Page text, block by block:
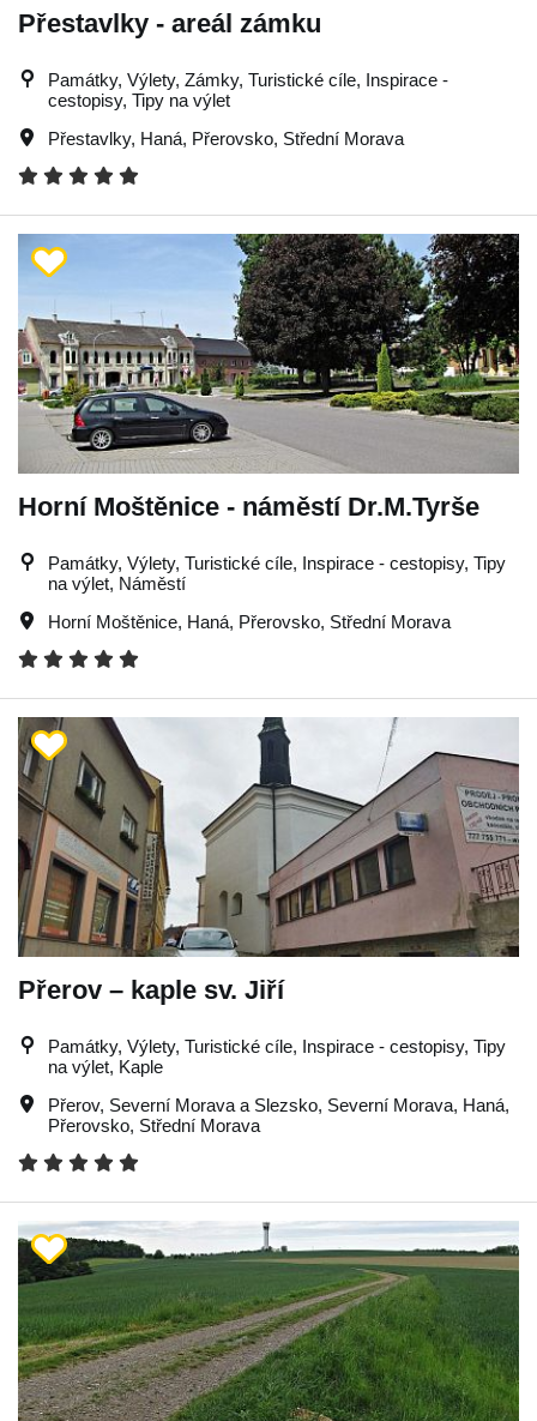
Přestavlky - areál zámku
Památky, Výlety, Zámky, Turistické cíle, Inspirace -
cestopisy, Tipy na výlet
Přestavlky, Haná, Přerovsko, Střední Morava
Horní Moštěnice - náměstí Dr.M.Tyrše
Památky, Výlety, Turistické cíle, Inspirace - cestopisy, Tipy
na výlet, Náměstí
Horní Moštěnice, Haná, Přerovsko, Střední Morava
Přerov – kaple sv. Jiří
Památky, Výlety, Turistické cíle, Inspirace - cestopisy, Tipy
na výlet, Kaple
Přerov, Severní Morava a Slezsko, Severní Morava, Haná,
Přerovsko, Střední Morava